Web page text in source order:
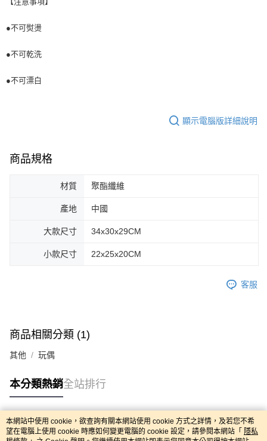
●不可熨燙
●不可乾洗
●不可漂白
顯示電腦版詳細說明
商品規格
材質 聚酯纖維
產地 中國
大款尺寸 34x30x29CM
小款尺寸 22x25x20CM
客服
商品相關分類 (1)
其他 玩偶
本分類熱銷全站排行
熱門標籤
本網站中使用 cookie，欲查詢有關本網站使用 cookie 方式之詳情，及若您不希
望在電腦上使用 cookie 時應如何變更電腦的 cookie 設定，請參閱本網站「 隱私